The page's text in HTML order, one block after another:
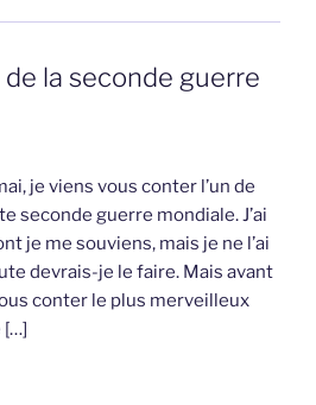
la seconde guerre
je viens vous conter l’un de
seconde guerre mondiale. J’ai
je me souviens, mais je ne l’ai
devrais-je le faire. Mais avant
conter le plus merveilleux
[…]